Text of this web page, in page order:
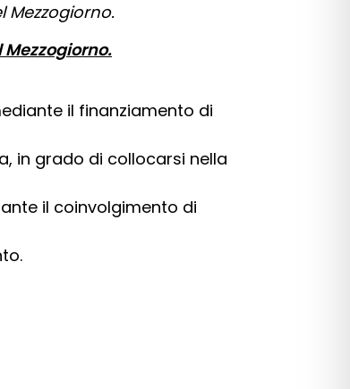
Mezzogiorno.
il finanziamento di
in grado di collocarsi nella
il coinvolgimento di